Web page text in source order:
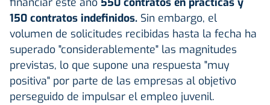
150 contratos indefinidos. Sin embargo, el
volumen de solicitudes recibidas hasta la fecha ha
superado "considerablemente" las magnitudes
previstas, lo que supone una respuesta "muy
positiva" por parte de las empresas al objetivo
perseguido de impulsar el empleo juvenil.